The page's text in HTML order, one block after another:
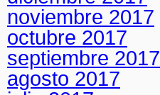
noviembre 2017
octubre 2017
septiembre 2017
agosto 2017